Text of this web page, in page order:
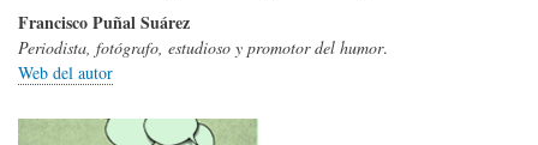
Francisco Puñal Suárez
Periodista, fotógrafo, estudioso y promotor del humor.
Web del autor